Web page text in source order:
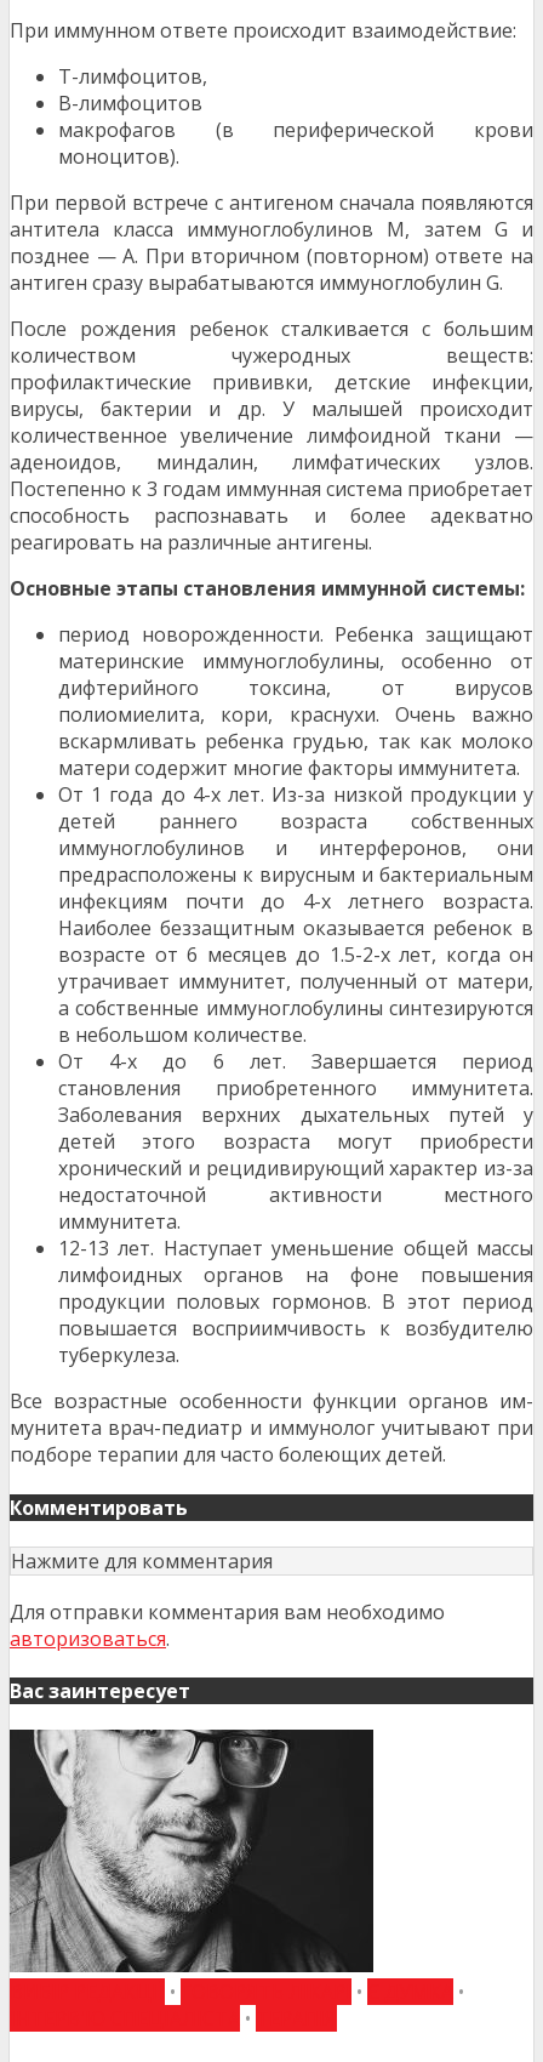
При иммунном ответе происходит взаимодействие:
Т-лимфоцитов,
В-лимфоцитов
макрофагов (в периферической крови
моноцитов).
При первой встрече с антигеном сначала появля­ются
антитела класса иммуноглобулинов М, затем G и
позднее — А. При вторичном (повторном) ответе на
ан­тиген сразу вырабатываются иммуноглобулин G.
После рождения ребенок сталкивается с большим
количеством чужеродных веществ:
профилактические прививки, детские инфекции,
вирусы, бактерии и др. У малышей происходит
количественное увеличение лимфоидной ткани —
аденоидов, миндалин, лимфати­ческих узлов.
Постепенно к 3 годам иммунная система приобретает
способность распознавать и более адек­ватно
реагировать на различные антигены.
Основные этапы становления иммунной системы:
период новорожденности. Ребенка защищают
ма­теринские иммуноглобулины, особенно от
дифтерий­ного токсина, от вирусов
полиомиелита, кори, красну­хи. Очень важно
вскармливать ребенка грудью, так как молоко
матери содержит многие факторы иммунитета.
От 1 года до 4-х лет. Из-за низкой продукции у
детей раннего возраста собственных
иммуноглобулинов и интерферонов, они
предрасположены к вирусным и бак­териальным
инфекциям почти до 4-х летнего возраста.
Наиболее беззащитным оказывается ребенок в
возрас­те от 6 месяцев до 1.5-2-х лет, когда он
утрачивает им­мунитет, полученный от матери,
а собственные иммуно­глобулины синтезируются
в небольшом количестве.
От 4-х до 6 лет. Завершается период
становления приобретенного иммунитета.
Заболевания верхних ды­хательных путей у
детей этого возраста могут приобре­сти
хронический и рецидивирующий характер из-за
не­достаточной активности местного
иммунитета.
12-13 лет. Наступает уменьшение общей массы
лим­фоидных органов на фоне повышения
продукции поло­вых гормонов. В этот период
повышается восприимчи­вость к возбудителю
туберкулеза.
Все возрастные особенности функции органов им­
мунитета врач-педиатр и иммунолог учитывают при
подборе терапии для часто болеющих детей.
Комментировать
Нажмите для комментария
Для отправки комментария вам необходимо
авторизоваться.
Вас заинтересует
• •
•
•